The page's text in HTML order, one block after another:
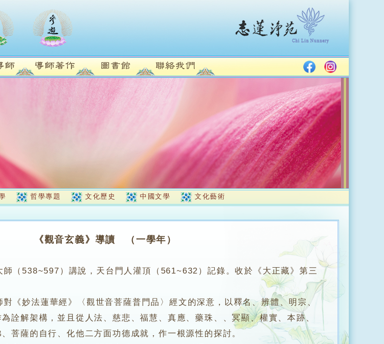
哲學專題 文化歷史 中國文學 文化藝術
《觀音玄義》導讀 （一學年）
師（538~597）講說，天台門人灌頂（561~632）記錄。收於《大正藏》第三
妙法蓮華經》〈觀世音菩薩普門品〉經文的深意，以釋名、辨體、明宗、
詮解架構，並且從人法、慈悲、福慧、真應、藥珠、、冥顯、權實、本跡、
菩薩的自行、化他二方面功德成就，作一根源性的探討。